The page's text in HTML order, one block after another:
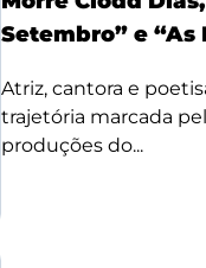
Setembro” e “As
Atriz, cantora e
trajetória marcada
produções do...